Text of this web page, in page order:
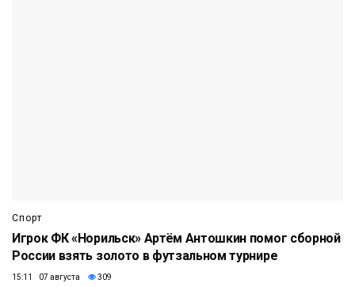
Спорт
Игрок ФК «Норильск» Артём Антошкин помог сборной
России взять золото в футзальном турнире
15:11 07 августа 309